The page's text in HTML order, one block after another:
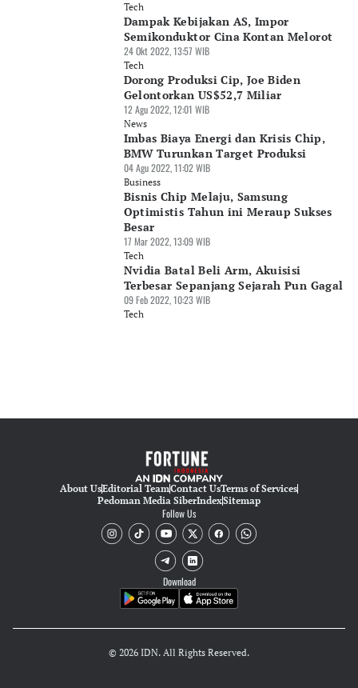
Tech
Dampak Kebijakan AS, Impor
Semikonduktor Cina Kontan Melorot
24 Okt 2022, 13:57 WIB
Tech
Dorong Produksi Cip, Joe Biden
Gelontorkan US$52,7 Miliar
12 Agu 2022, 12:01 WIB
News
Imbas Biaya Energi dan Krisis Chip,
BMW Turunkan Target Produksi
04 Agu 2022, 11:02 WIB
Business
Bisnis Chip Melaju, Samsung
Optimistis Tahun ini Meraup Sukses
Besar
17 Mar 2022, 13:09 WIB
Tech
Nvidia Batal Beli Arm, Akuisisi
Terbesar Sepanjang Sejarah Pun Gagal
09 Feb 2022, 10:23 WIB
Tech
About UsEditorial TeamContact UsTerms of Services
Pedoman Media SiberIndexSitemap
Follow Us
Download
© 2026 IDN. All Rights Reserved.